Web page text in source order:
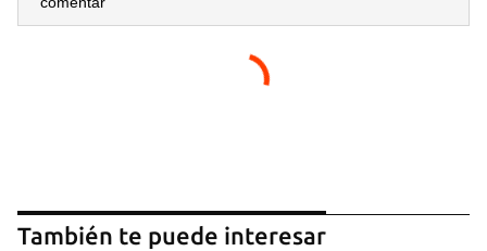
También te puede interesar